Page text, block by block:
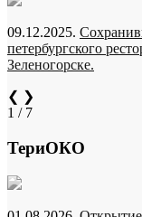
09.12.2025.
петербургского
Зеленогорске.
❮ ❯
1 / 7
ТериОКО